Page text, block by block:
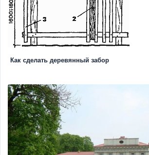
Как сделать деревянный забор